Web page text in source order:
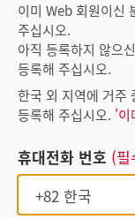
이미 Web 회원이신
주십시오.
아직 등록하지 않으
등록해 주십시오.
한국 외 지역에 거주
등록해 주십시오. '이
휴대전화 번호 (필